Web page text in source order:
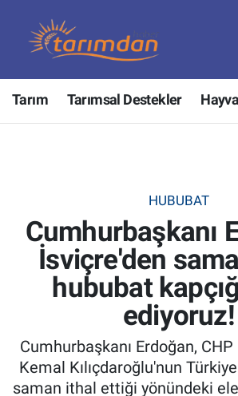
Tarım Tarımsal Destekler
HUBUBAT
Cumhurbaşkanı
İsviçre'den
hububat
ediyoruz!
Cumhurbaşkanı Erdoğan, CHP
Kemal Kılıçdaroğlu'nun
saman ithal ettiği yönündeki
Tarım
Hayvancılık
Tarımsal Destekler
Tarım Bakanlığı
Tarım Kredi Kooperatifleri
Pankobirlik
Nöbetçi Eczaneler
Hava Durumu
Tüm Manşetler
Son Dakika Haberleri